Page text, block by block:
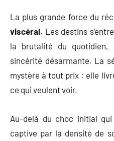
La plus grande force du
viscéral. Les destins
la brutalité du quotidien,
sincérité désarmante. La
mystère à tout prix : elle
ce qui veulent voir.
Au-delà du choc initial
captive par la densité de